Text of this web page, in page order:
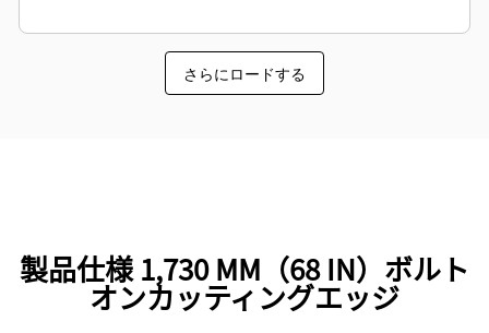
さらにロードする
製品仕様 1,730 MM（68 IN）ボルト
オンカッティングエッジ